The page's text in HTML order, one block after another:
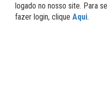
logado no nosso site. Para
fazer login, clique Aqui.